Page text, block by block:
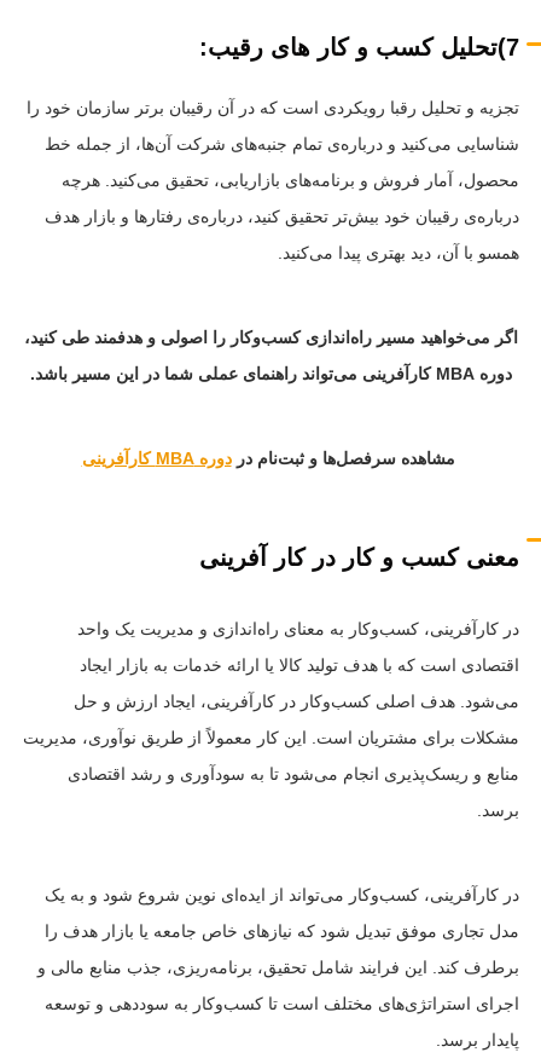
7)تحلیل کسب و کار های رقیب:
تجزیه و تحلیل رقبا رویکردی است که در آن رقیبان برتر سازمان خود را
شناسایی می‌کنید و درباره‌ی تمام جنبه‌های شرکت آن‌ها، از جمله خط
محصول، آمار فروش و برنامه‌های بازاریابی، تحقیق می‌کنید. هر‌چه
درباره‌ی رقیبان خود بیش‌تر تحقیق کنید، درباره‌ی رفتارها و بازار هدف
همسو با آن، دید بهتری پیدا می‌کنید.
اگر می‌خواهید مسیر راه‌اندازی کسب‌وکار را اصولی و هدفمند طی کنید،
دوره MBA کارآفرینی می‌تواند راهنمای عملی شما در این مسیر باشد.
مشاهده سرفصل‌ها و ثبت‌نام دردوره MBA کارآفرینی
معنی کسب و کار در کار آفرینی
در کارآفرینی، کسب‌وکار به معنای راه‌اندازی و مدیریت یک واحد
اقتصادی است که با هدف تولید کالا یا ارائه خدمات به بازار ایجاد
می‌شود. هدف اصلی کسب‌وکار در کارآفرینی، ایجاد ارزش و حل
مشکلات برای مشتریان است. این کار معمولاً از طریق نوآوری، مدیریت
منابع و ریسک‌پذیری انجام می‌شود تا به سودآوری و رشد اقتصادی
برسد.
در کارآفرینی، کسب‌وکار می‌تواند از ایده‌ای نوین شروع شود و به یک
مدل تجاری موفق تبدیل شود که نیازهای خاص جامعه یا بازار هدف را
برطرف کند. این فرایند شامل تحقیق، برنامه‌ریزی، جذب منابع مالی و
اجرای استراتژی‌های مختلف است تا کسب‌وکار به سوددهی و توسعه
پایدار برسد.